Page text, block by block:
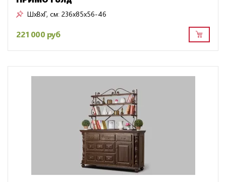
ШxВxГ, см: 236x85x56-46
221 000 руб